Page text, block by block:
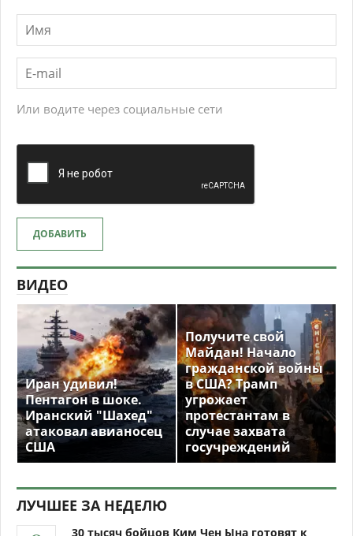
Или водите через социальные сети
ДОБАВИТЬ
ВИДЕО
Иран удивил!
Пентагон в шоке.
Иранский "Шахед"
атаковал авианосец
США
Получите свой
Майдан! Начало
гражданской войны
в США? Трамп
угрожает
протестантам в
случае захвата
госучреждений
ЛУЧШЕЕ ЗА НЕДЕЛЮ
30 тысяч бойцов Ким Чен Ына готовят к